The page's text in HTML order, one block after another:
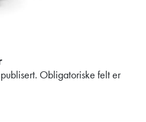
Obligatoriske felt er